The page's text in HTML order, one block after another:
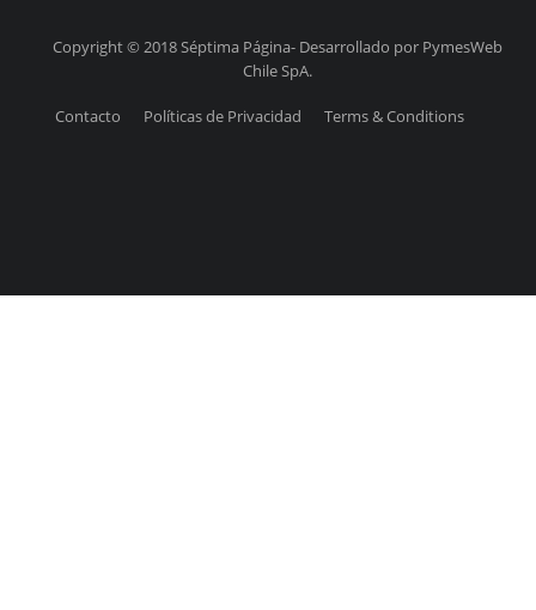
Copyright © 2018 Séptima Página- Desarrollado por PymesWeb
Chile SpA.
Contacto Políticas de Privacidad Terms & Conditions